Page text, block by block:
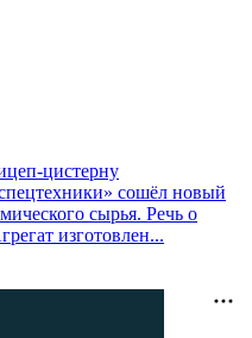
цистерну
сошёл новый
сырья. Речь о
изготовлен...